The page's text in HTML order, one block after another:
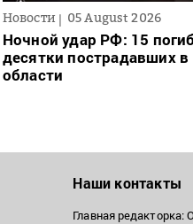
Новости 05 August 2026
Ночной удар РФ: 15
десятки пострадавших в
области
Наши контакты
Главная редакторка: